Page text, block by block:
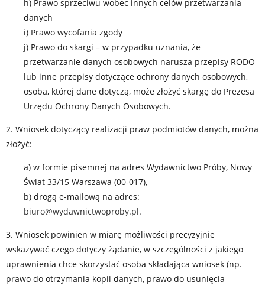
h) Prawo sprzeciwu wobec innych celów przetwarzania
danych
i) Prawo wycofania zgody
j) Prawo do skargi – w przypadku uznania, że
przetwarzanie danych osobowych narusza przepisy RODO
lub inne przepisy dotyczące ochrony danych osobowych,
osoba, której dane dotyczą, może złożyć skargę do Prezesa
Urzędu Ochrony Danych Osobowych.
2. Wniosek dotyczący realizacji praw podmiotów danych, można
złożyć:
a) w formie pisemnej na adres Wydawnictwo Próby, Nowy
Świat 33/15 Warszawa (00-017),
b) drogą e-mailową na adres:
biuro@wydawnictwoproby.pl.
3. Wniosek powinien w miarę możliwości precyzyjnie
wskazywać czego dotyczy żądanie, w szczególności z jakiego
uprawnienia chce skorzystać osoba składająca wniosek (np.
prawo do otrzymania kopii danych, prawo do usunięcia